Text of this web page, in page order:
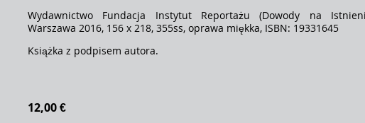
Wydawnictwo Fundacja Instytut Reportażu (Dowody na
Warszawa 2016, 156 x 218, 355ss, oprawa miękka, ISBN: 19331645
Książka z podpisem autora.
12,00 €